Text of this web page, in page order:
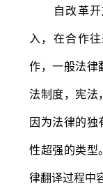
自改革开
入，在合作
作，一般法律
法制度，宪法
因为法律的独
性超强的类型
律翻译过程中